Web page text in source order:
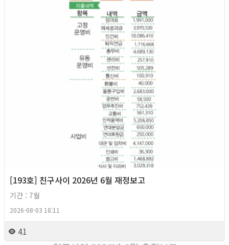
[193호] 친구사이 2026년 6월 재정보고
기간 : 7월
2026-08-03 18:11
41